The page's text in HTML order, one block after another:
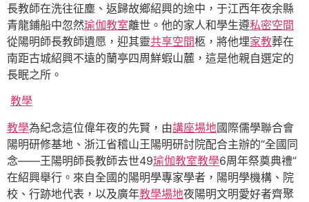
長教師在洗往征塵、返歸故鄉紹興的途中，于江西年夜余縣
青龍鋪船中忽然瑜伽教室離世。他的家人和學生遵私密空間
從陽明師長教師遺愿，迎其靈共享空間柩，將他埋家教葬在
南距古城紹興不遠的蘭亭四周鮮蝦山麓，這是他親自選定的
長眠之所。
教學
教學為紀念這位偉年夜的先賢，由講座場地國際儒學聯合會
陽明研修基地、浙江省稽山王陽明研討院配合主辦的“全國同
念——王陽明師長教師去世49瑜伽教室教學6周年祭奠典禮”
在紹興舉行。來自全國的陽明學專家學者，陽明學機構、院
校、行跡地代表，以及廣年教學場地夜陽明文明愛好者齊聚